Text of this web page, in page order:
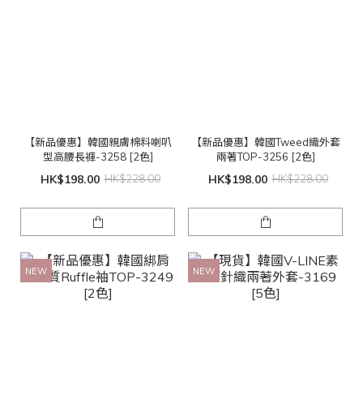
【新品優惠】韓國親膚棉料喇叭
型高腰長褲-3258 [2色]
HK$198.00 HK$228.00
【新品優惠】韓國Tweed織外套
兩著TOP-3256 [2色]
HK$198.00 HK$228.00
NEW NEW